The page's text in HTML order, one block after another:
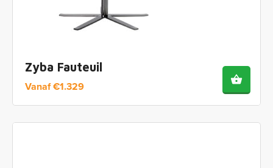
Zyba Fauteuil
Vanaf€1.329